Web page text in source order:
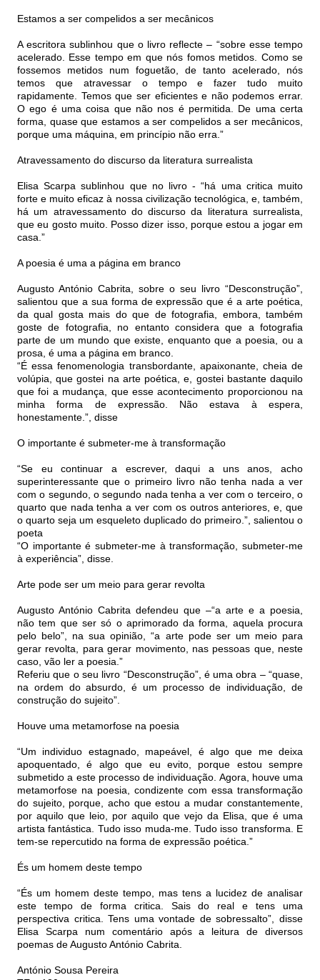
Estamos a ser compelidos a ser mecânicos
A escritora sublinhou que o livro reflecte – “sobre esse tempo
acelerado. Esse tempo em que nós fomos metidos. Como se
fossemos metidos num foguetão, de tanto acelerado, nós
temos que atravessar o tempo e fazer tudo muito
rapidamente. Temos que ser eficientes e não podemos errar.
O ego é uma coisa que não nos é permitida. De uma certa
forma, quase que estamos a ser compelidos a ser mecânicos,
porque uma máquina, em princípio não erra.”
Atravessamento do discurso da literatura surrealista
Elisa Scarpa sublinhou que no livro - “há uma critica muito
forte e muito eficaz à nossa civilização tecnológica, e, também,
há um atravessamento do discurso da literatura surrealista,
que eu gosto muito. Posso dizer isso, porque estou a jogar em
casa.”
A poesia é uma a página em branco
Augusto António Cabrita, sobre o seu livro “Desconstrução”,
salientou que a sua forma de expressão que é a arte poética,
da qual gosta mais do que de fotografia, embora, também
goste de fotografia, no entanto considera que a fotografia
parte de um mundo que existe, enquanto que a poesia, ou a
prosa, é uma a página em branco.
“É essa fenomenologia transbordante, apaixonante, cheia de
volúpia, que gostei na arte poética, e, gostei bastante daquilo
que foi a mudança, que esse acontecimento proporcionou na
minha forma de expressão. Não estava à espera,
honestamente.”, disse
O importante é submeter-me à transformação
“Se eu continuar a escrever, daqui a uns anos, acho
superinteressante que o primeiro livro não tenha nada a ver
com o segundo, o segundo nada tenha a ver com o terceiro, o
quarto que nada tenha a ver com os outros anteriores, e, que
o quarto seja um esqueleto duplicado do primeiro.”, salientou o
poeta
“O importante é submeter-me à transformação, submeter-me
à experiência”, disse.
Arte pode ser um meio para gerar revolta
Augusto António Cabrita defendeu que –“a arte e a poesia,
não tem que ser só o aprimorado da forma, aquela procura
pelo belo”, na sua opinião, “a arte pode ser um meio para
gerar revolta, para gerar movimento, nas pessoas que, neste
caso, vão ler a poesia.”
Referiu que o seu livro “Desconstrução”, é uma obra – “quase,
na ordem do absurdo, é um processo de individuação, de
construção do sujeito”.
Houve uma metamorfose na poesia
“Um individuo estagnado, mapeável, é algo que me deixa
apoquentado, é algo que eu evito, porque estou sempre
submetido a este processo de individuação. Agora, houve uma
metamorfose na poesia, condizente com essa transformação
do sujeito, porque, acho que estou a mudar constantemente,
por aquilo que leio, por aquilo que vejo da Elisa, que é uma
artista fantástica. Tudo isso muda-me. Tudo isso transforma. E
tem-se repercutido na forma de expressão poética.”
És um homem deste tempo
“És um homem deste tempo, mas tens a lucidez de analisar
este tempo de forma critica. Sais do real e tens uma
perspectiva critica. Tens uma vontade de sobressalto”, disse
Elisa Scarpa num comentário após a leitura de diversos
poemas de Augusto António Cabrita.
António Sousa Pereira